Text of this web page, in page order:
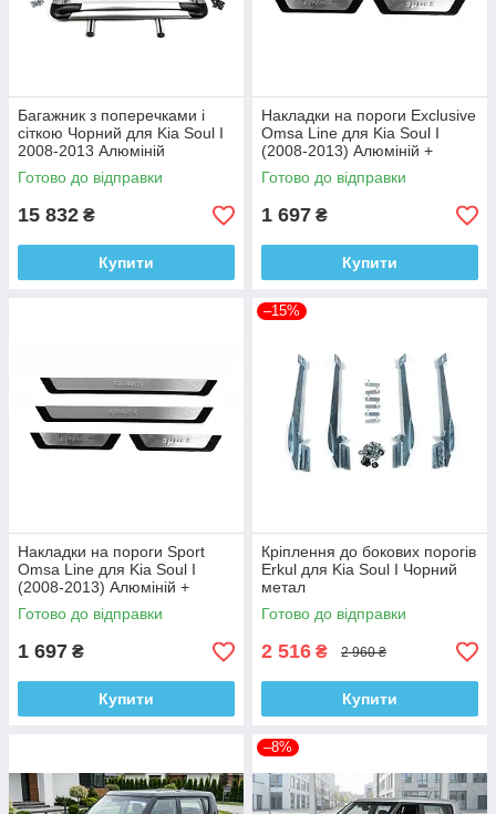
Багажник з поперечками і
сіткою Чорний для Kia Soul I
2008-2013 Алюміній
Готово до відправки
15 832 ₴
Купити
Накладки на пороги Exclusive
Omsa Line для Kia Soul I
(2008-2013) Алюміній +
пластик (4шт)
Готово до відправки
1 697 ₴
Купити
Накладки на пороги Sport
Omsa Line для Kia Soul I
(2008-2013) Алюміній +
пластик (4шт)
Готово до відправки
1 697 ₴
Купити
–15%
Кріплення до бокових порогів
Erkul для Kia Soul I Чорний
метал
Готово до відправки
2 516 ₴ 2 960 ₴
Купити
–8%